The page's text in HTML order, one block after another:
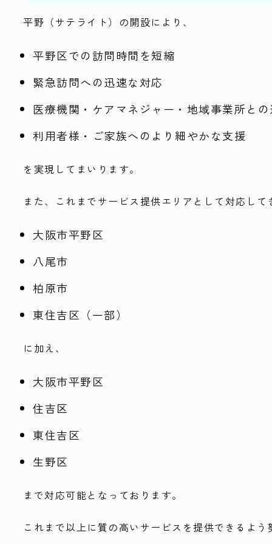
平野（サテライト）の開設により、
平野区での訪問時間を短縮
緊急訪問への迅速な対応
医療機関・ケアマネジャー・地域事業所と
利用者様・ご家族へのより細やかな支援
を実現してまいります。
また、これまでサービス提供エリアとして対応して
大阪市平野区
八尾市
柏原市
東住吉区（一部）
に加え、
大阪市平野区
住吉区
東住吉区
生野区
まで対応可能となっております。
これまで以上に質の高いサービスを提供できるよう